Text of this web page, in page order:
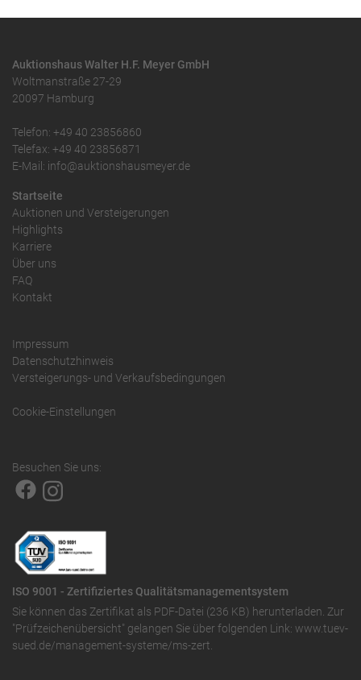
Auktionshaus Walter H.F. Meyer GmbH
Woltmanstraße 27-29
20097 Hamburg
Telefon: +49 40 23856860
Telefax: +49 40 23856871
E-Mail: info@auktionshausmeyer.de
Startseite
Auktionen und Versteigerungen
Highlights
Karriere
Über uns
FAQ
Kontakt
Impressum
Datenschutzhinweis
Versteigerungs- und Verkaufsbedingungen
Cookie-Einstellungen
Besuchen Sie uns:
ISO 9001 - Zertifiziertes Qualitätsmanagementsystem
Sie können das Zertifikat als PDF-Datei (236 KB) herunterladen. Zur
"Prüfzeichenübersicht" gelangen Sie über folgenden Link: www.tuev-
sued.de/management-systeme/ms-zert